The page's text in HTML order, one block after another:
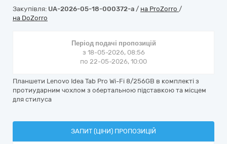
Закупівля: UA-2026-05-18-000372-a / на ProZorro /
на DoZorro
Період подачі пропозицій
з 18-05-2026, 08:56
по 22-05-2026, 10:00
Планшети Lenovo Idea Tab Pro Wi-Fi 8/256GB в комплекті з
протиударним чохлом з обертальною підставкою та місцем
для стилуса
ЗАПИТ (ЦІНИ) ПРОПОЗИЦІЙ